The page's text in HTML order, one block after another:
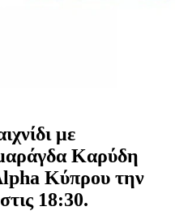
με
Καρύδη
Κύπρου την
18:30.